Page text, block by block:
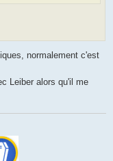
normalement c'est
Leiber alors qu'il me